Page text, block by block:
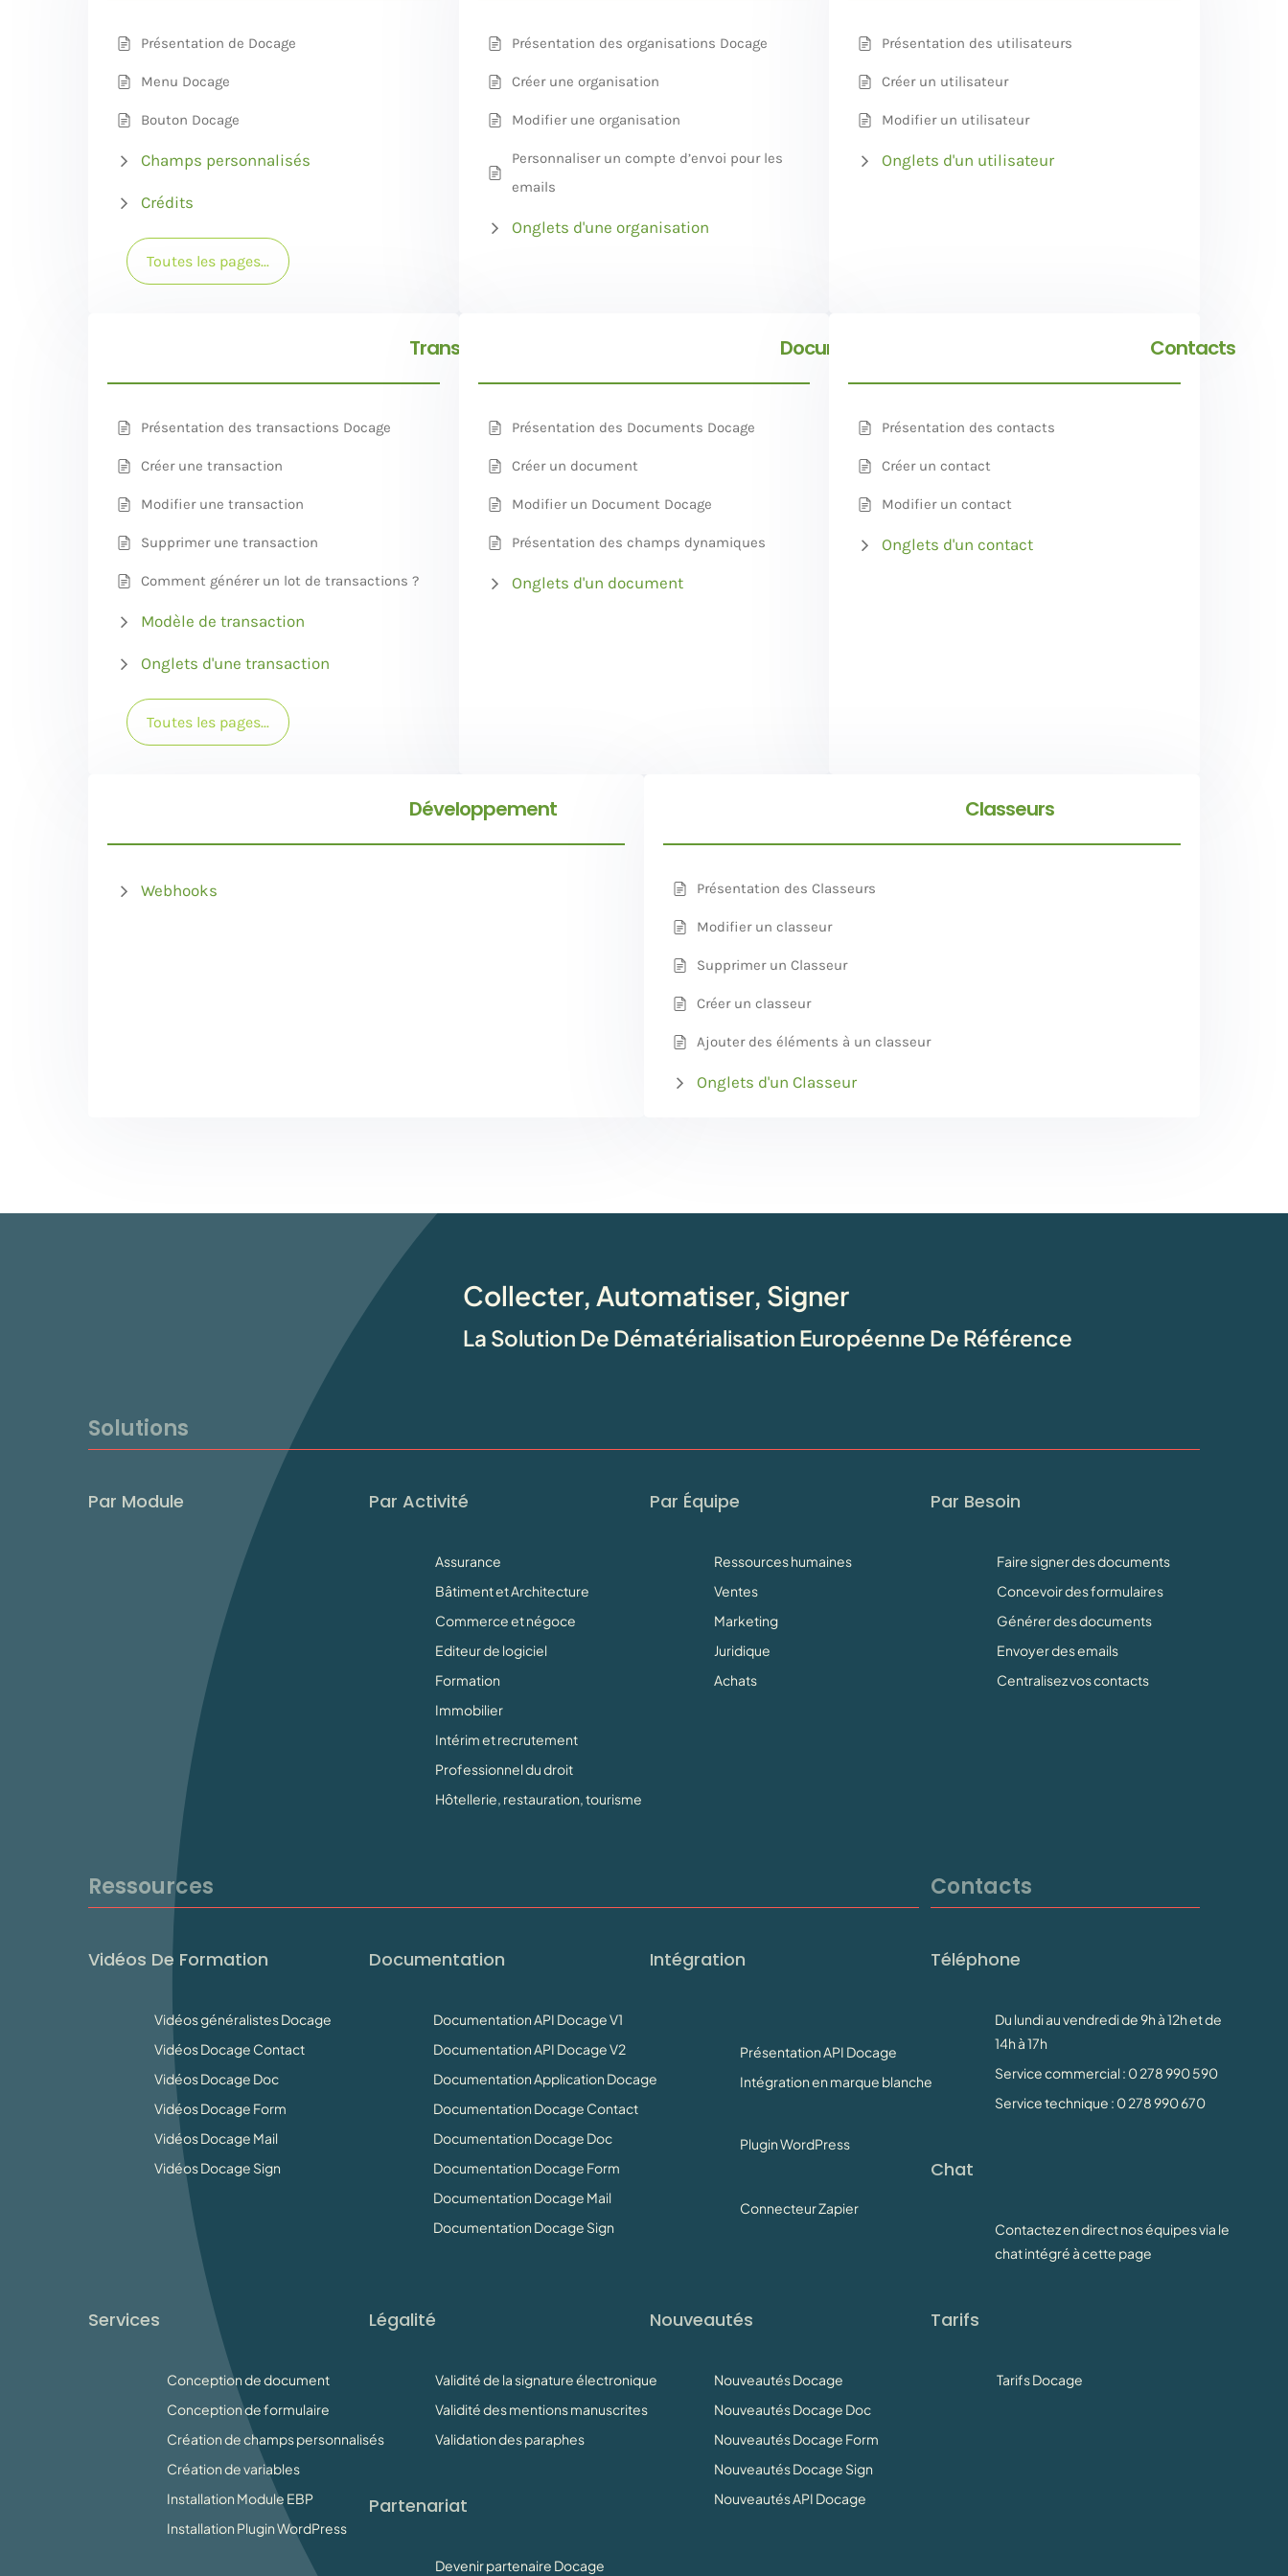
Présentation de Docage
Menu Docage
Bouton Docage
Champs personnalisés
Crédits
Toutes les pages...
Présentation des organisations Docage
Créer une organisation
Modifier une organisation
Personnaliser un compte d’envoi pour les
emails
Onglets d'une organisation
Présentation des utilisateurs
Créer un utilisateur
Modifier un utilisateur
Onglets d'un utilisateur
Transactions
Présentation des transactions Docage
Créer une transaction
Modifier une transaction
Supprimer une transaction
Comment générer un lot de transactions ?
Modèle de transaction
Onglets d'une transaction
Toutes les pages...
Documents
Présentation des Documents Docage
Créer un document
Modifier un Document Docage
Présentation des champs dynamiques
Onglets d'un document
Contacts
Présentation des contacts
Créer un contact
Modifier un contact
Onglets d'un contact
Développement
Webhooks
Classeurs
Présentation des Classeurs
Modifier un classeur
Supprimer un Classeur
Créer un classeur
Ajouter des éléments à un classeur
Onglets d'un Classeur
Collecter, Automatiser, Signer
La Solution De Dématérialisation Européenne De Référence
Solutions
Par Module Par Activité
Assurance
Bâtiment et Architecture
Commerce et négoce
Editeur de logiciel
Formation
Immobilier
Intérim et recrutement
Professionnel du droit
Hôtellerie, restauration, tourisme
Par Équipe
Ressources humaines
Ventes
Marketing
Juridique
Achats
Par Besoin
Faire signer des documents
Concevoir des formulaires
Générer des documents
Envoyer des emails
Centralisez vos contacts
Ressources Contacts
Vidéos De Formation
Vidéos généralistes Docage
Vidéos Docage Contact
Vidéos Docage Doc
Vidéos Docage Form
Vidéos Docage Mail
Vidéos Docage Sign
Documentation
Documentation API Docage V1
Documentation API Docage V2
Documentation Application Docage
Documentation Docage Contact
Documentation Docage Doc
Documentation Docage Form
Documentation Docage Mail
Documentation Docage Sign
Intégration
Présentation API Docage
Intégration en marque blanche
Plugin WordPress
Connecteur Zapier
Téléphone
Du lundi au vendredi de 9h à 12h et de
14h à 17h
Service commercial : 0 278 990 590
Service technique : 0 278 990 670
Chat
Contactez en direct nos équipes via le
chat intégré à cette page
Services
Conception de document
Conception de formulaire
Création de champs personnalisés
Création de variables
Installation Module EBP
Installation Plugin WordPress
Légalité
Validité de la signature électronique
Validité des mentions manuscrites
Validation des paraphes
Partenariat
Devenir partenaire Docage
Nouveautés
Nouveautés Docage
Nouveautés Docage Doc
Nouveautés Docage Form
Nouveautés Docage Sign
Nouveautés API Docage
Tarifs
Tarifs Docage